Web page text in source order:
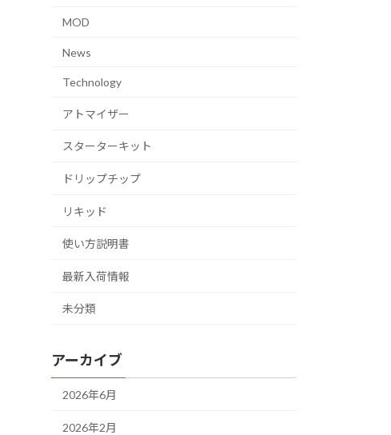
MOD
News
Technology
アトマイザー
スターターキット
ドリップチップ
リキッド
使い方説明書
最新入荷情報
未分類
アーカイブ
2026年6月
2026年2月